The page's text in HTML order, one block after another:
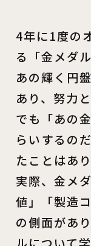
4年に1度の
る「金メダル
あの輝く円
あり、努力
でも「あの
らいするの
たことはあ
実際、金メ
値」「製造
の側面があ